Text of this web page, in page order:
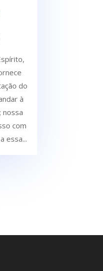
do
à
nossa
com
essa...